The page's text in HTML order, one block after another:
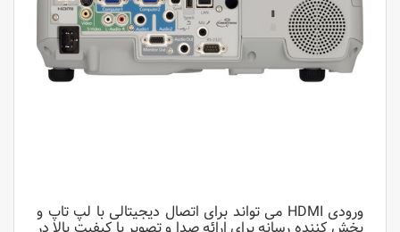
ورودی HDMI می تواند برای اتصال دیجیتالی با لپ تاپ و